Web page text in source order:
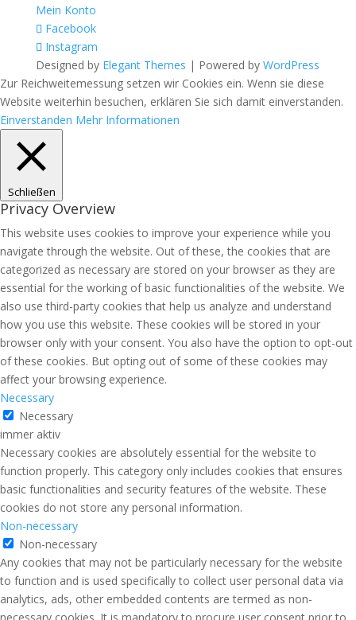
Mein Konto
Facebook
Instagram
Designed by Elegant Themes | Powered by WordPress
Zur Reichweitemessung setzen wir Cookies ein. Wenn sie diese
Website weiterhin besuchen, erklären Sie sich damit einverstanden.
Einverstanden Mehr Informationen
Schließen
Privacy Overview
This website uses cookies to improve your experience while you
navigate through the website. Out of these, the cookies that are
categorized as necessary are stored on your browser as they are
essential for the working of basic functionalities of the website. We
also use third-party cookies that help us analyze and understand
how you use this website. These cookies will be stored in your
browser only with your consent. You also have the option to opt-out
of these cookies. But opting out of some of these cookies may
affect your browsing experience.
Necessary
Necessary
immer aktiv
Necessary cookies are absolutely essential for the website to
function properly. This category only includes cookies that ensures
basic functionalities and security features of the website. These
cookies do not store any personal information.
Non-necessary
Non-necessary
Any cookies that may not be particularly necessary for the website
to function and is used specifically to collect user personal data via
analytics, ads, other embedded contents are termed as non-